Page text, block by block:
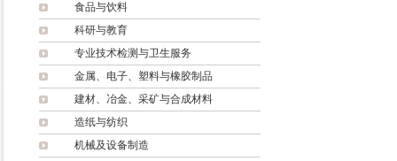
食品与饮料
科研与教育
专业技术检测与卫生服务
金属、电子、塑料与橡胶制品
建材、冶金、采矿与合成材料
造纸与纺织
机械及设备制造